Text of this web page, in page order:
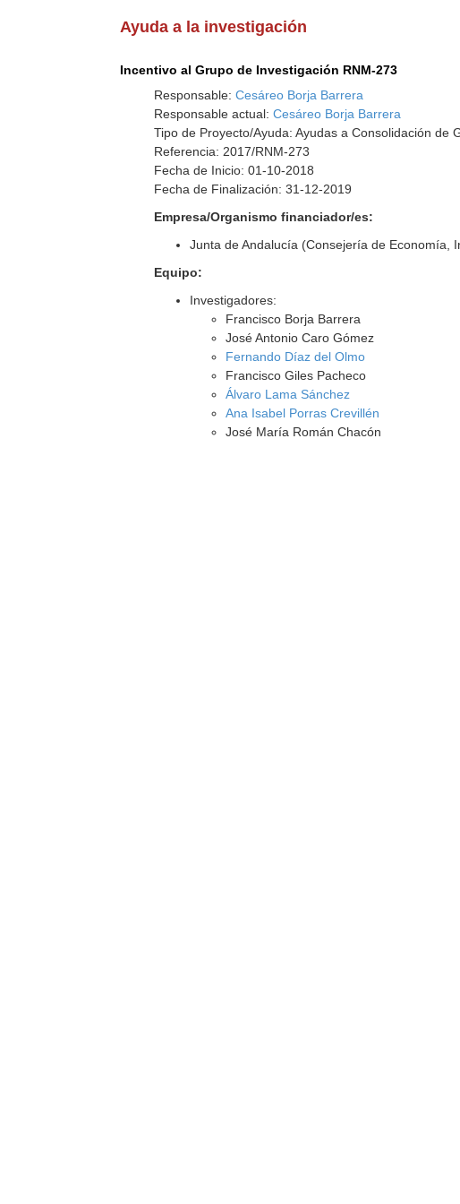
Ayuda a la investigación
Incentivo al Grupo de Investigación RNM-273
Responsable:Cesáreo Borja Barrera
Responsable actual:Cesáreo Borja Barrera
Tipo de Proyecto/Ayuda: Ayudas a Consolidación de
Referencia: 2017/RNM-273
Fecha de Inicio: 01-10-2018
Fecha de Finalización: 31-12-2019
Empresa/Organismo financiador/es:
Junta de Andalucía (Consejería de Economía,
Equipo:
Investigadores:
Francisco Borja Barrera
José Antonio Caro Gómez
Fernando Díaz del Olmo
Francisco Giles Pacheco
Álvaro Lama Sánchez
Ana Isabel Porras Crevillén
José María Román Chacón